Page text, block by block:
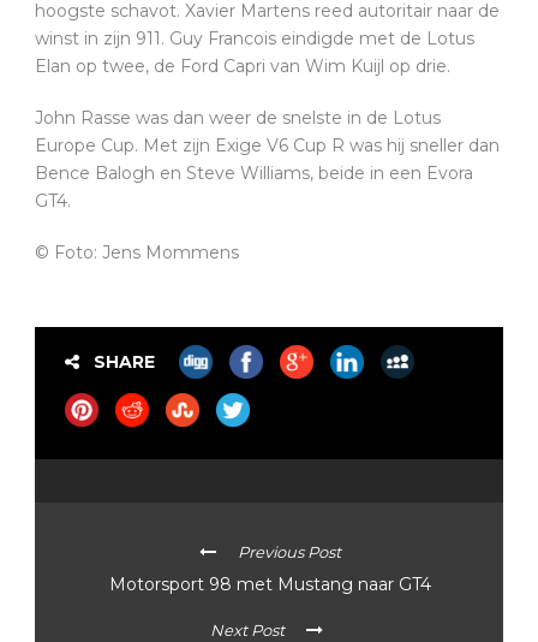
hoogste schavot. Xavier Martens reed autoritair naar de
winst in zijn 911. Guy Francois eindigde met de Lotus
Elan op twee, de Ford Capri van Wim Kuijl op drie.
John Rasse was dan weer de snelste in de Lotus
Europe Cup. Met zijn Exige V6 Cup R was hij sneller dan
Bence Balogh en Steve Williams, beide in een Evora
GT4.
© Foto: Jens Mommens
SHARE
Previous Post
Motorsport 98 met Mustang naar GT4
Next Post